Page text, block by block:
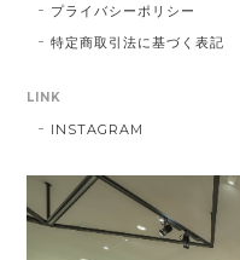
プライバシーポリシー
特定商取引法に基づく表記
LINK
INSTAGRAM